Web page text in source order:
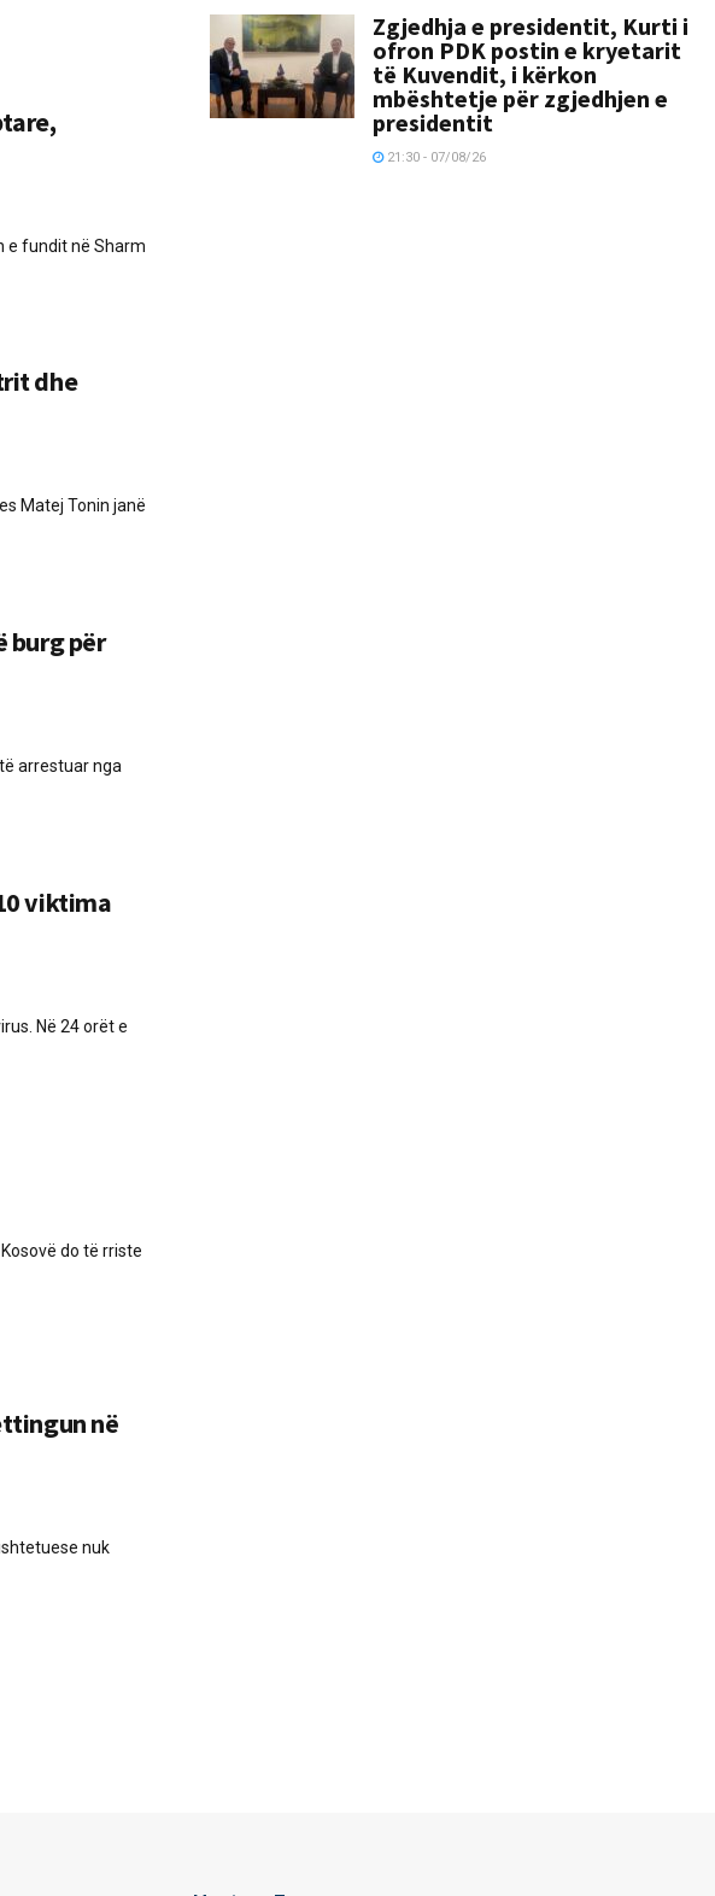
e fundit në Sharm
dhe
Matej Tonin janë
burg për
arrestuar nga
viktima
Në 24 orët e
do të rriste
në
nuk
Zgjedhja e presidentit, Kurti i
ofron PDK postin e kryetarit
të Kuvendit, i kërkon
mbështetje për zgjedhjen e
presidentit
21:30 - 07/08/26